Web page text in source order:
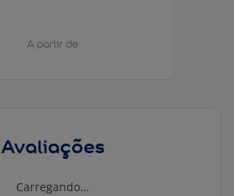
A partir de
Avaliações
Carregando…